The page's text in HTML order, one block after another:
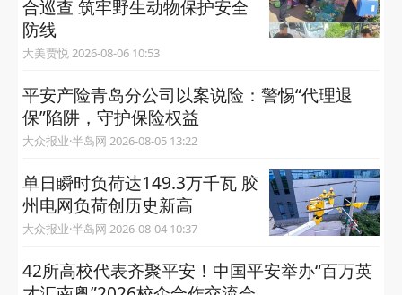
相关推荐
老乡推荐的“扶贫款”，竟是洗钱
套路！胶州警方成功追回百万
元资金
半岛客户端 2026-08-07 08:58
台风来袭铁路硬核守护
大众报业·半岛网 2026-08-06 13:59
守护“空中精灵”！贾悦多部门联
合巡查 筑牢野生动物保护安全
防线